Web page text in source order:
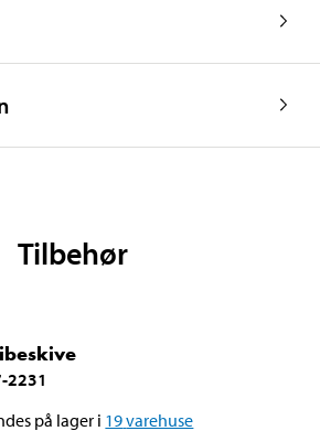
Tilbehør
2231
på lager i 19varehuse